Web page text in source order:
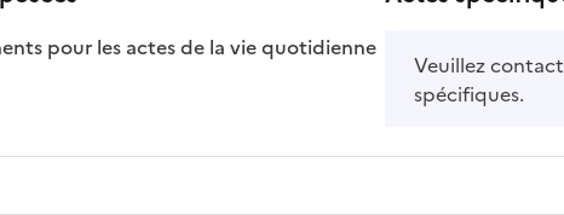
pour les actes de la vie quotidienne
Veuillez
spécifiques.